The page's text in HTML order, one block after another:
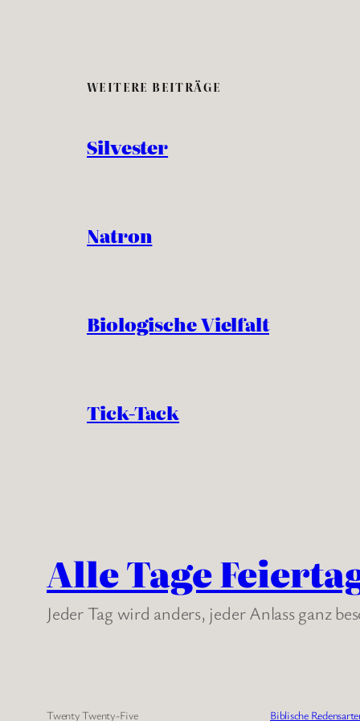
WEITERE BEITRÄGE
Silvester
Natron
Biologische Vielfalt
Tick-Tack
Alle Tage
Jeder Tag wird anders, jeder Anlass ganz
Twenty Twenty-Five Biblische